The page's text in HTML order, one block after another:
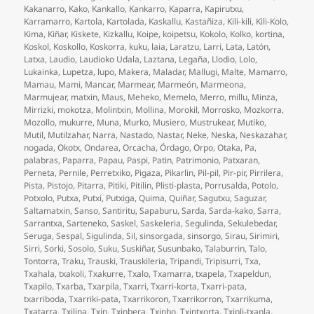
Kakanarro, Kako, Kankallo, Kankarro, Kaparra, Kapirutxu,
Karramarro, Kartola, Kartolada, Kaskallu, Kastañiza, Kili-kili, Kili-Kolo,
Kima, Kiñar, Kiskete, Kizkallu, Koipe, koipetsu, Kokolo, Kolko, kortina,
Koskol, Koskollo, Koskorra, kuku, laia, Laratzu, Larri, Lata, Latón,
Latxa, Laudio, Laudioko Udala, Laztana, Legaña, Llodio, Lolo,
Lukainka, Lupetza, lupo, Makera, Maladar, Mallugi, Malte, Mamarro,
Mamau, Mami, Mancar, Marmear, Marmeón, Marmeona,
Marmujear, matxin, Maus, Meheko, Memelo, Merro, millu, Minza,
Mirrizki, mokotza, Molintxin, Mollina, Morokil, Morrosko, Mozkorra,
Mozollo, mukurre, Muna, Murko, Musiero, Mustrukear, Mutiko,
Mutil, Mutilzahar, Narra, Nastado, Nastar, Neke, Neska, Neskazahar,
nogada,Okotx,Ondarea,Orcacha,Órdago,Orpo,Otaka, Pa,
palabras, Paparra, Papau, Paspi, Patin, Patrimonio, Patxaran,
Perneta, Pernile, Perretxiko, Pigaza, Pikarlin, Pil-pil, Pir-pir, Pirrilera,
Pista, Pistojo, Pitarra, Pitiki, Pitilin, Plisti-plasta, Porrusalda, Potolo,
Potxolo, Putxa, Putxi, Putxiga,Quima,Quiñar,Sagutxu,Saguzar,
Saltamatxin,Sanso,Santiritu,Sapaburu,Sarda,Sarda-kako,Sarra,
Sarrantxa,Sarteneko,Saskel,Saskeleria,Segulinda,Sekulebedar,
Seruga,Sespal,Sigulinda,Sil,sinsorgada,sinsorgo,Sirau,Sirimiri,
Sirri,Sorki,Sosolo,Suku,Suskiñar,Susunbako,Talaburrin,Talo,
Tontorra,Traku,Trauski,Trauskileria,Tripandi,Tripisurri,Txa,
Txahala,txakoli,Txakurre,Txalo,Txamarra,txapela,Txapeldun,
Txapilo,Txarba,Txarpila,Txarri,Txarri-korta,Txarri-pata,
txarriboda,Txarriki-pata,Txarrikoron,Txarrikorron,Txarrikuma,
Txatarra,Txilina,Txin,Txinbera,Txinbo,Txintxorta,Txipli-txapla,